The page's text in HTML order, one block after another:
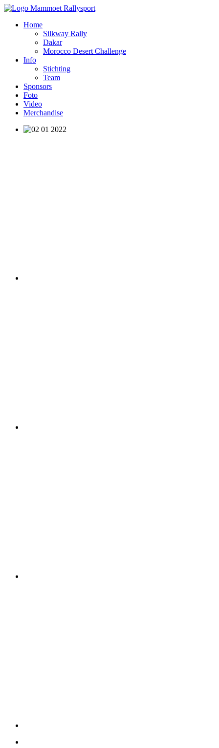
Home
Silkway Rally
Dakar
Morocco Desert Challenge
Info
Stichting
Team
Sponsors
Foto
Video
Merchandise